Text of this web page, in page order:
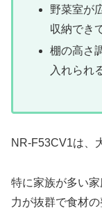
野菜室が
収納でき
棚の高さ
入れられ
NR-F53CV1は、
特に家族が多い
力が抜群で食材